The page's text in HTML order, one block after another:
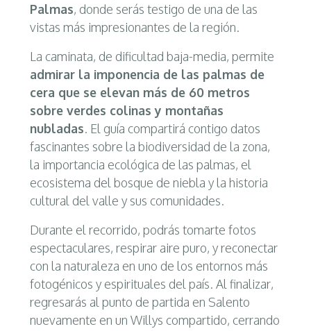
Palmas, donde serás testigo de una de las
vistas más impresionantes de la región.
La caminata, de dificultad baja-media, permite
admirar la imponencia de las palmas de
cera que se elevan más de 60 metros
sobre verdes colinas y montañas
nubladas. El guía compartirá contigo datos
fascinantes sobre la biodiversidad de la zona,
la importancia ecológica de las palmas, el
ecosistema del bosque de niebla y la historia
cultural del valle y sus comunidades.
Durante el recorrido, podrás tomarte fotos
espectaculares, respirar aire puro, y reconectar
con la naturaleza en uno de los entornos más
fotogénicos y espirituales del país. Al finalizar,
regresarás al punto de partida en Salento
nuevamente en un Willys compartido, cerrando